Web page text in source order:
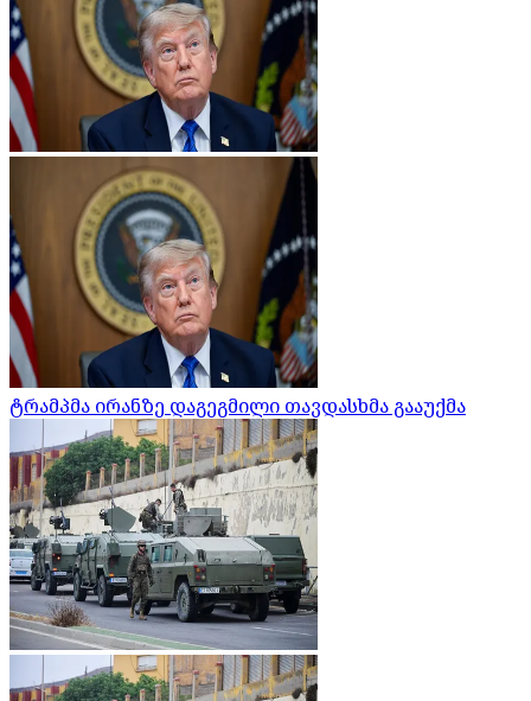
ტრამპმა ირანზე დაგეგმილი თავდასხმა გააუქმა